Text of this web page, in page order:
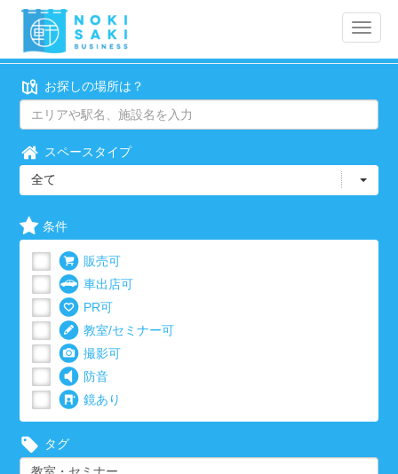
Toggle
お探しの場所は？
スペースタイプ
全て
条件
販売可
車出店可
PR可
教室/セミナー可
撮影可
防音
鏡あり
タグ